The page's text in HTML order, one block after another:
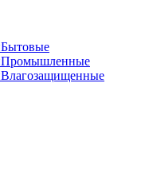
Бытовые
Промышленные
Влагозащищенные